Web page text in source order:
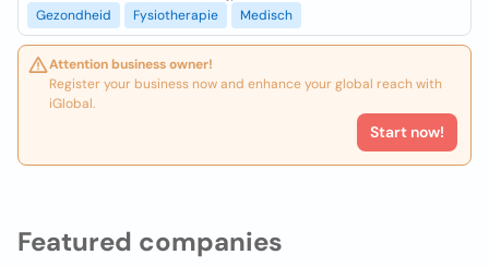
Featured companies
Gezondheid
Fysiotherapie Medisch
Attention business owner!
Register your business now and enhance your global reach with
iGlobal.
Start now!